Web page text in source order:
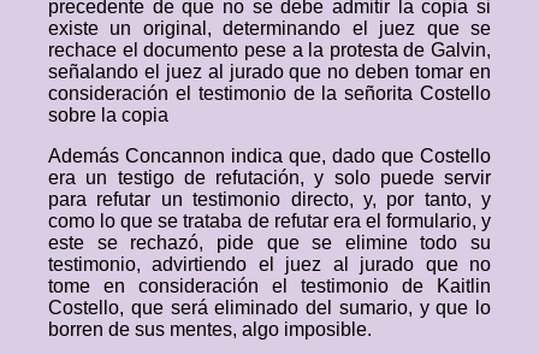
precedente de que no se debe admitir la copia si
existe un original, determinando el juez que se
rechace el documento pese a la protesta de Galvin,
señalando el juez al jurado que no deben tomar en
consideración el testimonio de la señorita Costello
sobre la copia
Además Concannon indica que, dado que Costello
era un testigo de refutación, y solo puede servir
para refutar un testimonio directo, y, por tanto, y
como lo que se trataba de refutar era el formulario, y
este se rechazó, pide que se elimine todo su
testimonio, advirtiendo el juez al jurado que no
tome en consideración el testimonio de Kaitlin
Costello, que será eliminado del sumario, y que lo
borren de sus mentes, algo imposible.